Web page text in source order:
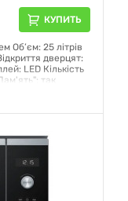
КУПИТЬ
Об’єм: 25 літрів
дверцят:
LED Кількість
так